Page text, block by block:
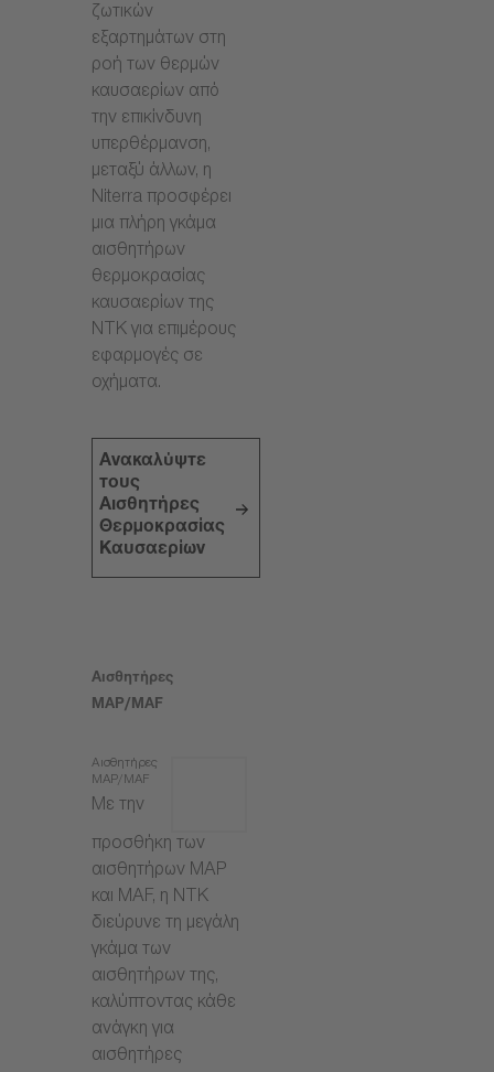
ζωτικών
εξαρτημάτων στη
ροή των θερμών
καυσαερίων από
την επικίνδυνη
υπερθέρμανση,
μεταξύ άλλων, η
Niterra προσφέρει
μια πλήρη γκάμα
αισθητήρων
θερμοκρασίας
καυσαερίων της
NTK για επιμέρους
εφαρμογές σε
οχήματα.
Ανακαλύψτε
τους
Αισθητήρες
Θερμοκρασίας
Καυσαερίων
Αισθητήρες
MAP/MAF
Αισθητήρες
MAP/MAF
Με την
προσθήκη των
αισθητήρων MAP
και MAF, η NTK
διεύρυνε τη μεγάλη
γκάμα των
αισθητήρων της,
καλύπτοντας κάθε
ανάγκη για
αισθητήρες